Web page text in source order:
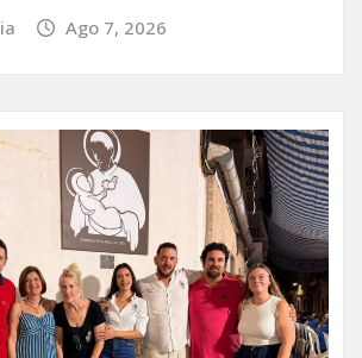
Ago 7, 2026